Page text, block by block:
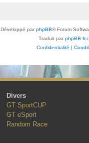
Développé parphpBB® Forum
Traduit parphpBB-
Confidentialité |
Divers
GT SportCUP
GT eSport
Random Race